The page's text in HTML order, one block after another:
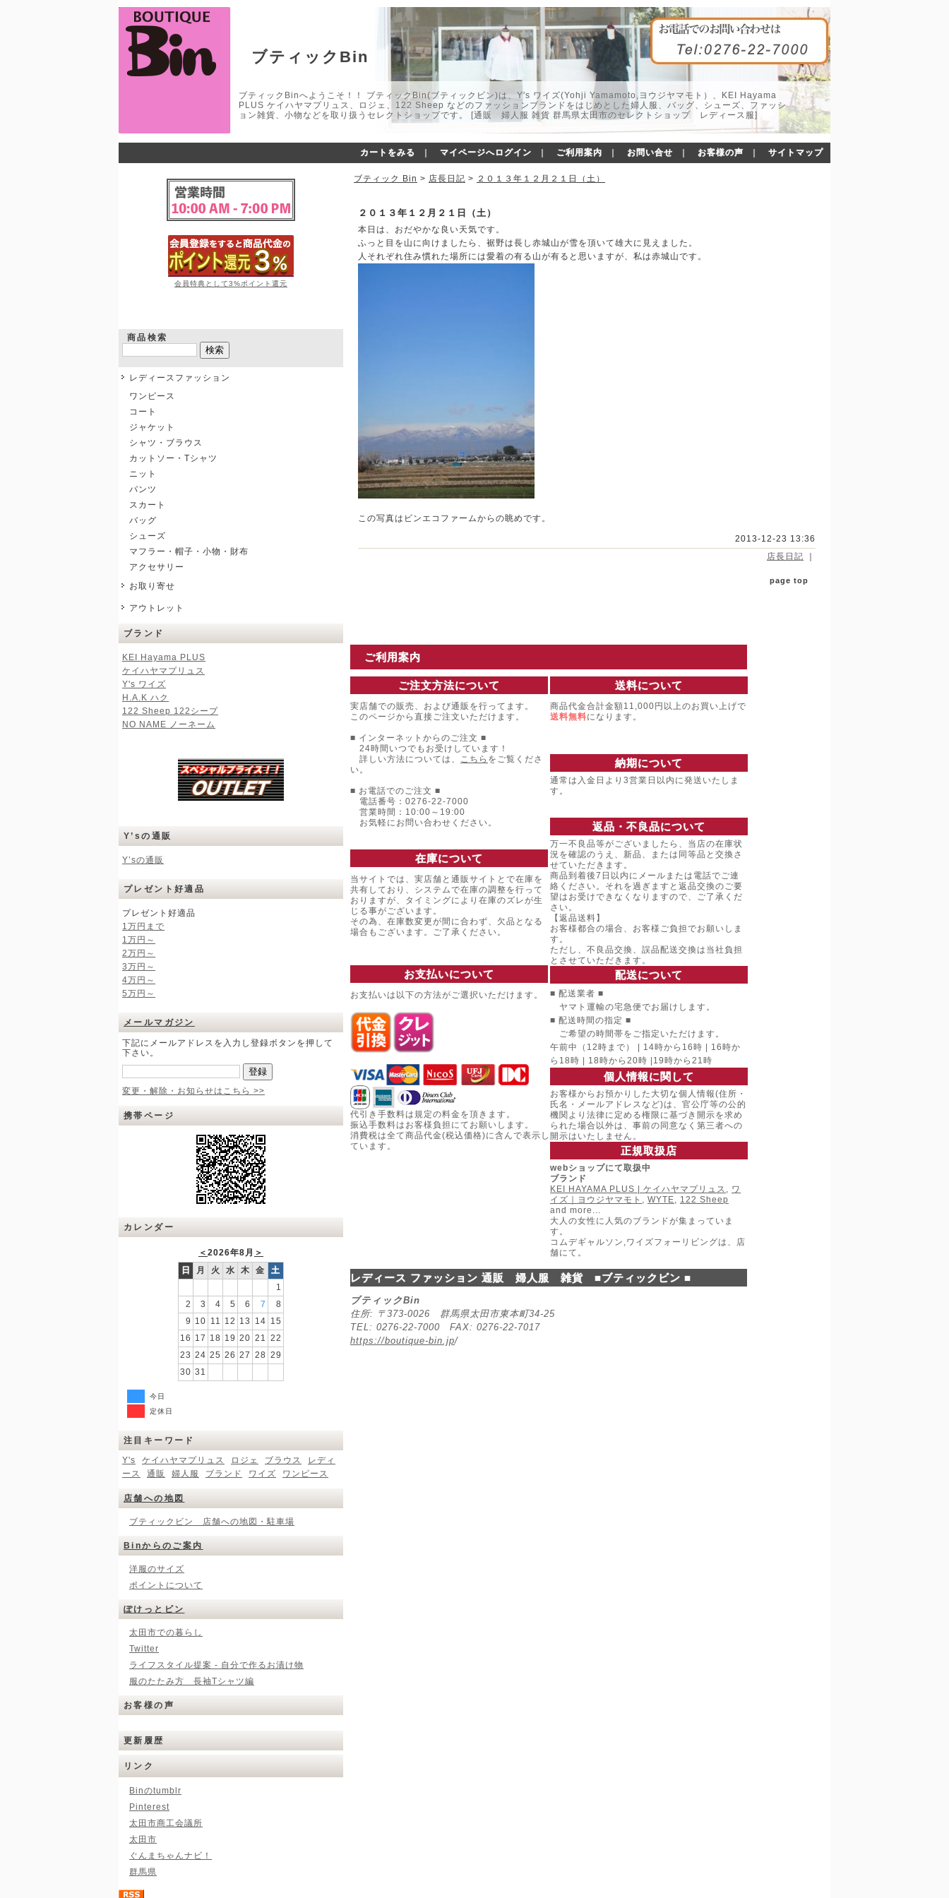
ブティックBin
ブティックBinへようこそ！！ ブティックBin(ブティックビン)は、Y's ワイズ(Yohji Yamamoto,ヨウジヤマモト）、KEI Hayama
PLUS ケイハヤマプリュス、ロジェ、122 Sheep などのファッションブランドをはじめとした婦人服、バッグ、シューズ、ファッシ
ョン雑貨、小物などを取り扱うセレクトショップです。 [通販 婦人服 雑貨 群馬県太田市のセレクトショップ レディース服]
カートをみる マイページへログイン ご利用案内 お問い合せ お客様の声 サイトマップ
会員特典として3%ポイント還元
商品検索
レディースファッション
ワンピース
コート
ジャケット
シャツ・ブラウス
カットソー・Tシャツ
ニット
パンツ
スカート
バッグ
シューズ
マフラー・帽子・小物・財布
アクセサリー
お取り寄せ
アウトレット
ブランド
KEI Hayama PLUS
ケイハヤマプリュス
Y's ワイズ
H.A.K ハク
122 Sheep 122シープ
NO NAME ノーネーム
Y’sの通販
Y’sの通販
プレゼント好適品
プレゼント好適品
1万円まで
1万円～
2万円～
3万円～
4万円～
5万円～
メールマガジン
下記にメールアドレスを入力し登録ボタンを押して
下さい。
変更・解除・お知らせはこちら >>
携帯ページ
カレンダー
＜ 2026年8月 ＞
日
月 火 水 木 金
土
1
2
3 4 5 6 7
8
9 10 11 12 13 14 15
16 17 18 19 20 21 22
23 24 25 26 27 28 29
30 31
今日
定休日
注目キーワード
Y's
ケイハヤマプリュス ロジェ ブラウス
レディ
ース
通販 婦人服 ブランド ワイズ ワンピース
店舗への地図
ブティックビン 店舗への地図・駐車場
Binからのご案内
洋服のサイズ
ポイントについて
ぽけっとビン
太田市での暮らし
Twitter
ライフスタイル提案 - 自分で作るお漬け物
服のたたみ方 長袖Tシャツ編
お客様の声
更新履歴
リンク
Binのtumblr
Pinterest
太田市商工会議所
太田市
ぐんまちゃんナビ！
群馬県
ブティック Bin > 店長日記 > ２０１３年１２月２１日（土）
２０１３年１２月２１日（土）
本日は、おだやかな良い天気です。
ふっと目を山に向けましたら、裾野は長し赤城山が雪を頂いて雄大に見えました。
人それぞれ住み慣れた場所には愛着の有る山が有ると思いますが、私は赤城山です。
この写真はビンエコファームからの眺めです。
2013-12-23 13:36
店長日記
page top
ご利用案内
ご注文方法について
実店舗での販売、および通販を行ってます。
このページから直接ご注文いただけます。
■ インターネットからのご注文 ■
24時間いつでもお受けしています！
詳しい方法については、 こちら をご覧くださ
い。
■ お電話でのご注文 ■
電話番号：0276-22-7000
営業時間：10:00～19:00
お気軽にお問い合わせください。
在庫について
当サイトでは、実店舗と通販サイトとで在庫を
共有しており、システムで在庫の調整を行って
おりますが、タイミングにより在庫のズレが生
じる事がございます。
その為、在庫数変更が間に合わず、欠品となる
場合もございます。ご了承ください。
お支払いについて
お支払いは以下の方法がご選択いただけます。
代引き手数料は規定の料金を頂きます。
振込手数料はお客様負担にてお願いします。
消費税は全て商品代金(税込価格)に含んで表示し
ています。
送料について
商品代金合計金額11,000円以上のお買い上げで
送料無料になります。
納期について
通常は入金日より3営業日以内に発送いたしま
す。
返品・不良品について
万一不良品等がございましたら、当店の在庫状
況を確認のうえ、新品、または同等品と交換さ
せていただきます。
商品到着後7日以内にメールまたは電話でご連
絡ください。それを過ぎますと返品交換のご要
望はお受けできなくなりますので、ご了承くだ
さい。
【返品送料】
お客様都合の場合、お客様ご負担でお願いしま
す。
ただし、不良品交換、誤品配送交換は当社負担
とさせていただきます。
配送について
■ 配送業者 ■
ヤマト運輸の宅急便でお届けします。
■ 配送時間の指定 ■
ご希望の時間帯をご指定いただけます。
午前中（12時まで） | 14時から16時 | 16時か
ら18時 | 18時から20時 |19時から21時
個人情報に関して
お客様からお預かりした大切な個人情報(住所・
氏名・メールアドレスなど)は、官公庁等の公的
機関より法律に定める権限に基づき開示を求め
られた場合以外は、事前の同意なく第三者への
開示はいたしません。
正規取扱店
webショップにて取扱中
ブランド
KEI HAYAMA PLUS | ケイハヤマプリュス , ワ
イズ｜ヨウジヤマモト , WYTE, 122 Sheep
and more...
大人の女性に人気のブランドが集まっていま
す。
コムデギャルソン,ワイズフォーリビングは、店
舗にて。
レディース ファッション 通販 婦人服 雑貨 ■ブティックビン ■
ブティックBin
住所: 〒373-0026 群馬県太田市東本町34-25
TEL: 0276-22-7000 FAX: 0276-22-7017
https://boutique-bin.jp/